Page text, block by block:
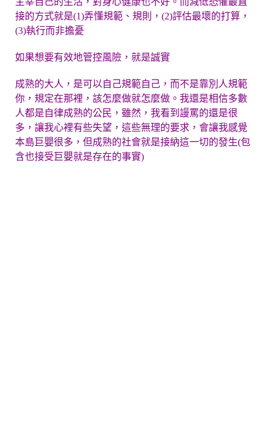
接的方式就是(1)弄懂規範、規則，(2)評估最壞的打算，
(3)執行而非擔憂
如果想要有效地管控風險，就是誠實
成熟的大人，是可以自己規範自己，而不是靠別人規範
你，規定在那裡，該怎麼做就怎麼做。我還是相信多數
人都是自律成熟的公民，雖然，我看到謾罵的還是很
多，讓我心裡有些失望，這些無理的要求，會讓我感覺
本島巨嬰很多，但成熟的社會就是接納這一切的發生(包
含也接受巨嬰就是存在的事實)